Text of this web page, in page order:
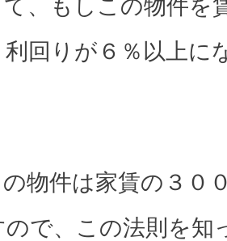
、もしこの物件を
利回りが６％以上に
物件は家賃の３０
で、この法則を知